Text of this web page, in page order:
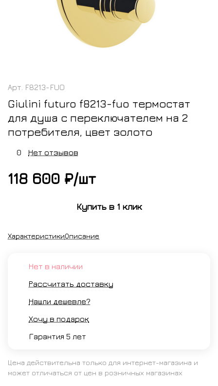
Арт. F8213-FUO
Giulini futuro f8213-fuo термостат
для душа с переключателем на 2
потребителя, цвет золото
0 Нет отзывов
118 600 ₽/шт
Купить в 1 клик
ХарактеристикиОписание
Нет в наличии
Рассчитать доставку
Нашли дешевле?
Хочу в подарок
Гарантия 5 лет
Цена действительна только для интернет-магазина и
может отличаться от цен в розничных магазинах